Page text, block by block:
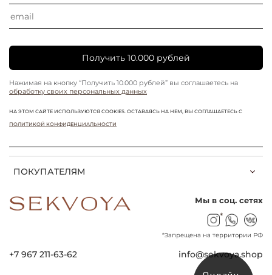
ПОКУПАТЕЛЯМ
Получить 10.000 рублей
Нажимая на кнопку “Получить 10.000 рублей” вы соглашаетесь на
обработку своих персональных данных
НА ЭТОМ САЙТЕ ИСПОЛЬЗУЮТСЯ COOKIES. ОСТАВАЯСЬ НА НЕМ, ВЫ СОГЛАШАЕТЕСЬ С
ПОЛИТИКОЙ КОНФИДЕНЦИАЛЬНОСТИ
+7 967 211-63-62 info@sekvoya.shop
Мы в соц. сетях
*
*Запрещена на территории РФ